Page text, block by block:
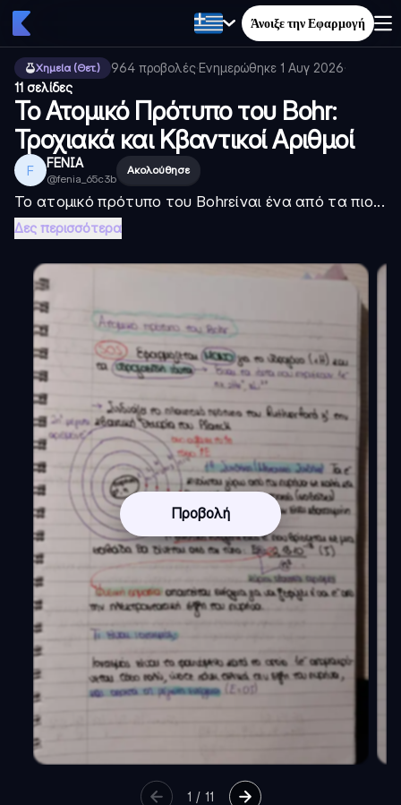
Άνοιξε την Εφαρμογή
Χημεία (Θετ.) 964 προβολές·Ενημερώθηκε 1 Αυγ 2026·
11 σελίδες
Το Ατομικό Πρότυπο του Bohr:
Τροχιακά και Κβαντικοί Αριθμοί
F FENIA
@fenia_65c3b
Ακολούθησε
Το ατομικό πρότυπο του Bohrείναι ένα από τα πιο...
Δες περισσότερα
Προβολή
1 / 11